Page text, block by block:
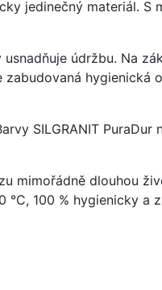
jedinečný materiál. S
údržbu. Na
hygienická
SILGRANIT PuraDur
mimořádně dlouhou
100 % hygienicky a